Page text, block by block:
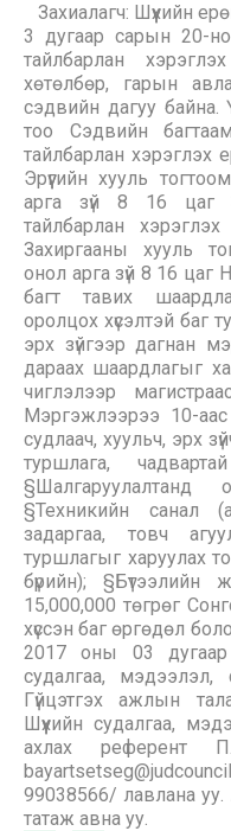
Захиалагч: Шүүхийн
3 дугаар сарын 20-
тайлбарлан
хөтөлбөр, гарын
сэдвийн дагуу
тоо Сэдвийн
тайлбарлан хэрэглэх
Эрүүгийн хууль
арга зүй 8 16 цаг
тайлбарлан
Захиргааны хууль
онол арга зүй 8 16 цаг
багт тавих
оролцох хүсэлтэй баг
эрх зүйгээр дагнан
дараах шаардлагыг
чиглэлээр
Мэргэжлээрээ 10-аас
судлаач, хуульч, эрх
туршлага,
§Шалгаруулалтанд
§Техникийн санал
задаргаа, товч
туршлагыг харуулах
бүрийн); §Бүтээлийн
15,000,000 төгрөг
хүссэн баг өргөдөл
2017 оны 03 дугаар
судалгаа, мэдээлэл,
Гүйцэтгэх ажлын
Шүүхийн судалгаа,
ахлах референт
99038566/ лавлана
татаж авна уу.